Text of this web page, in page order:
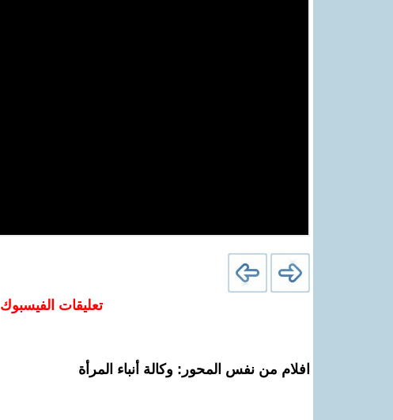
تعليقات الفيسبوك
افلام من نفس المحور: وكالة أنباء المرأة